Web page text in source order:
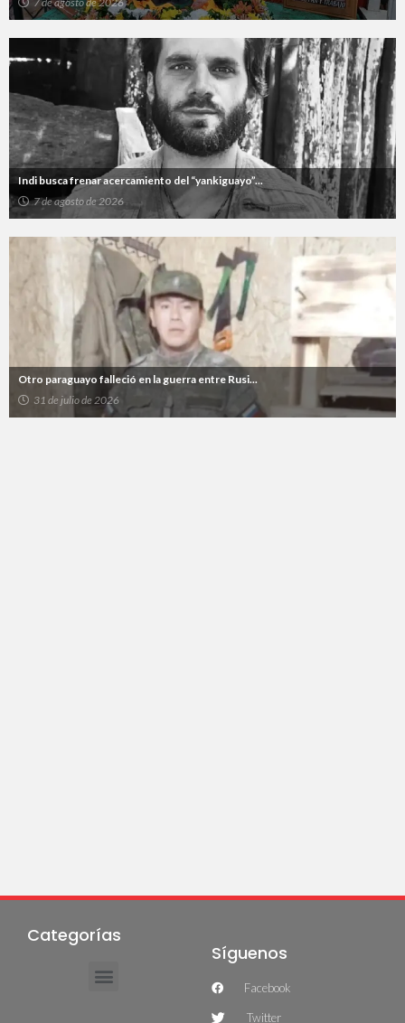
Indi busca frenar acercamiento del “yankiguayo”...
7 de agosto de 2026
Otro paraguayo falleció en la guerra entre Rusi...
31 de julio de 2026
Categorías
Síguenos
Facebook
Twitter